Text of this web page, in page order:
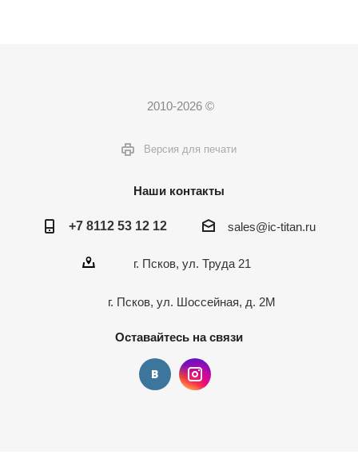
2010-2026 ©
Версия для печати
Наши контакты
+7 8112 53 12 12 sales@ic-titan.ru
г. Псков, ул. Труда 21
г. Псков, ул. Шоссейная, д. 2М
Оставайтесь на связи